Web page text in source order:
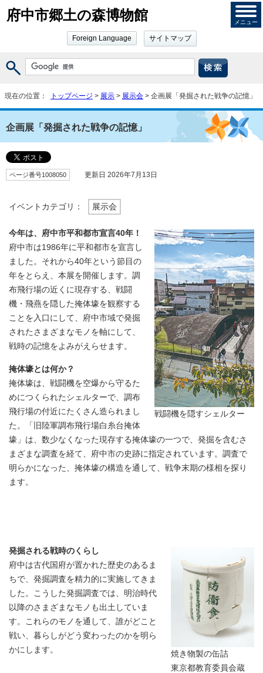
府中市郷土の森博物館
Foreign Language サイトマップ
メニュー
現在の位置： トップページ > 展示 > 展示会 > 企画展「発掘された戦争の記憶」
企画展「発掘された戦争の記憶」
ページ番号1008050 更新日 2026年7月13日
イベントカテゴリ： 展示会
戦闘機を隠すシェルター
今年は、府中市平和都市宣言40年！
府中市は1986年に平和都市を宣言し
ました。それから40年という節目の
年をとらえ、本展を開催します。調
布飛行場の近くに現存する、戦闘
機・飛燕を隠した掩体壕を観察する
ことを入口にして、府中市域で発掘
されたさまざまなモノを軸にして、
戦時の記憶をよみがえらせます。
掩体壕とは何か？
掩体壕は、戦闘機を空爆から守るた
めにつくられたシェルターで、調布
飛行場の付近にたくさん造られまし
た。「旧陸軍調布飛行場白糸台掩体
壕」は、数少なくなった現存する掩体壕の一つで、発掘を含むさ
まざまな調査を経て、府中市の史跡に指定されています。調査で
明らかになった、掩体壕の構造を通して、戦争末期の様相を探り
ます。
焼き物製の缶詰
東京都教育委員会蔵
発掘される戦時のくらし
府中は古代国府が置かれた歴史のあるま
ちで、発掘調査を精力的に実施してきま
した。こうした発掘調査では、明治時代
以降のさまざまなモノも出土していま
す。これらのモノを通して、誰がどこと
戦い、暮らしがどう変わったのかを明ら
かにします。